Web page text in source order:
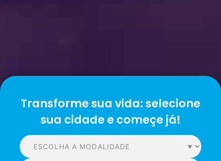
Transforme sua vida: selecione
sua cidade e começe já!